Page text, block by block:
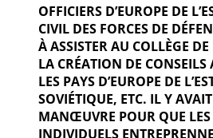
OFFICIERS D’EUROPE DE
CIVIL DES FORCES DE
À ASSISTER AU COLLÈGE
LA CRÉATION DE
LES PAYS D’EUROPE DE
SOVIÉTIQUE, ETC. IL Y
MANŒUVRE POUR QUE
INDIVIDUELS